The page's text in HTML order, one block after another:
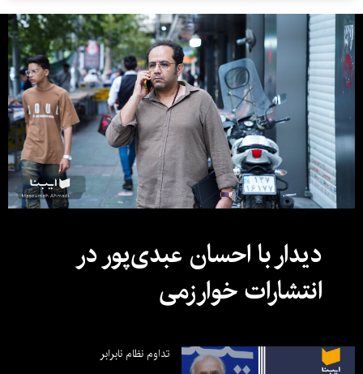
دیدار با احسان عبدی‌پور در
انتشارات خوارزمی
تداوم نظام نابرابر